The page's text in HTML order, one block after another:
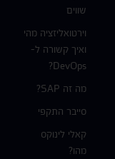
שווים
וירטואליזציה מהי
ואיך קשורה ל-
DevOps?
מה זה SAP?
סייבר התקפי
קאלי לינוקס
מהו?